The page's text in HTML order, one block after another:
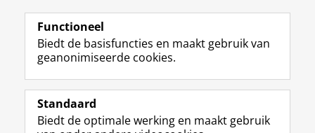
Volg de RUG
F
a
e
L
i
k
R
S
-
I
n
t
Y
o
T
Studiekiezers
Functioneel
Biedt de basisfuncties en maakt gebruik van
geanonimiseerde cookies.
Standaard
Biedt de optimale werking en maakt gebruik